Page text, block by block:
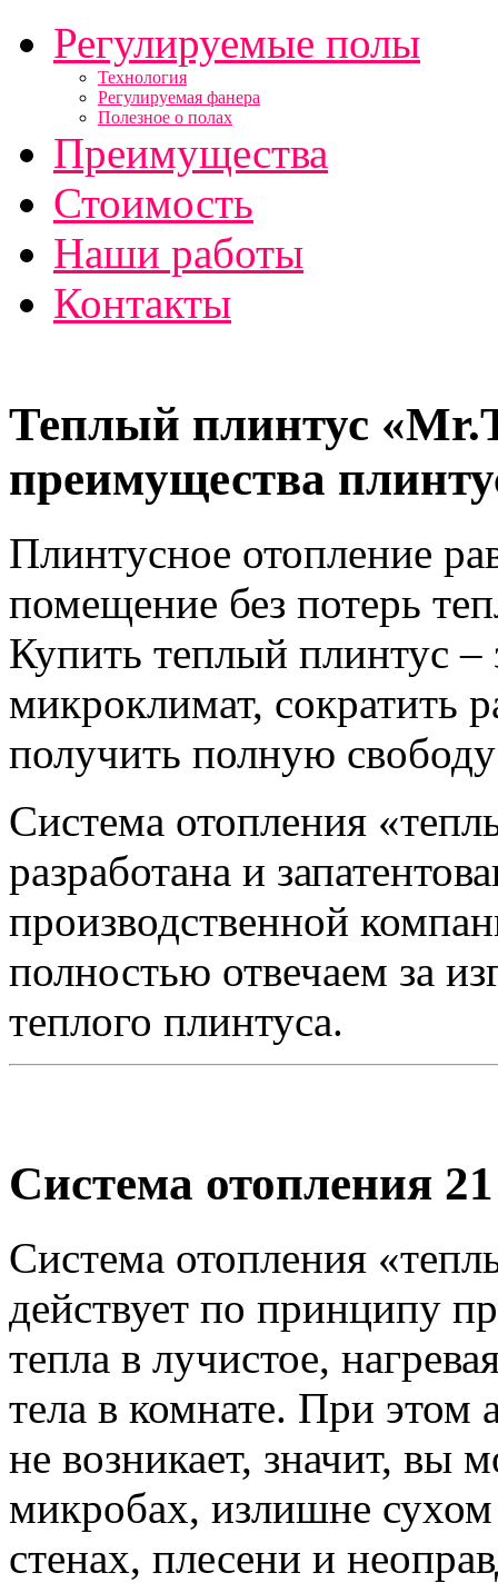
Регулируемые полы
Технология
Регулируемая фанера
Полезное о полах
Преимущества
Стоимость
Наши работы
Контакты
Теплый плинтус
преимущества
Плинтусное отопление
помещение без потерь
Купить теплый плинтус –
микроклимат, сократить
получить полную
Cистема отопления
разработана и
производственной
полностью отвечаем за
теплого плинтуса.
Система отопления
Система отопления
действует по принципу
тепла в лучистое,
тела в комнате. При этом
не возникает, значит, вы
микробах, излишне
стенах, плесени и